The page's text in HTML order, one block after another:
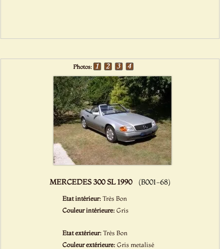
Photos:
MERCEDES 300 SL 1990 (B001-68)
Etat intérieur:Très Bon
Couleur intérieure:Gris
Etat extérieur:Très Bon
Couleur extérieure:Gris metalisé